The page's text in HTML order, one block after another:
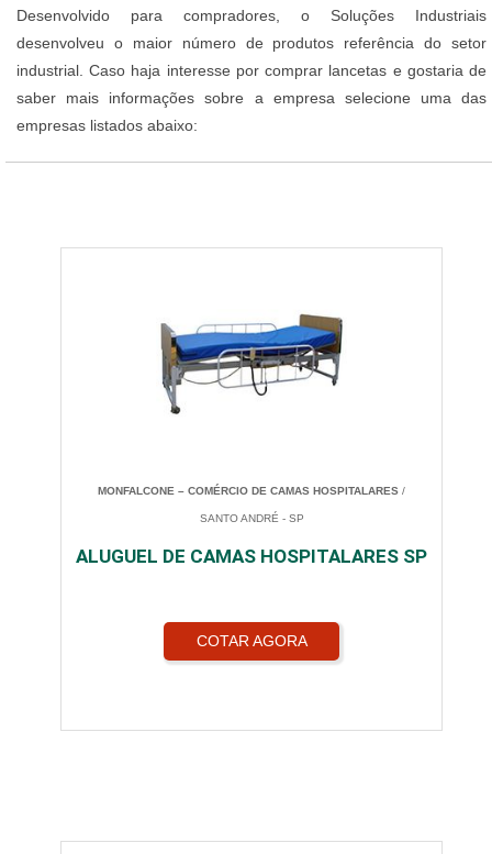
Desenvolvido para compradores, o Soluções Industriais
desenvolveu o maior número de produtos referência do setor
industrial. Caso haja interesse por comprar lancetas e gostaria de
saber mais informações sobre a empresa selecione uma das
empresas listados abaixo:
MONFALCONE – COMÉRCIO DE CAMAS HOSPITALARES /
SANTO ANDRÉ - SP
ALUGUEL DE CAMAS HOSPITALARES SP
COTAR AGORA